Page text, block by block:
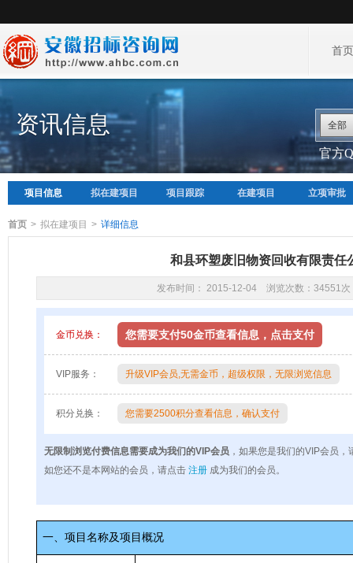
首
资讯信息 全部
官方
项目信息 拟在建项目 项目跟踪 在建项目 立项审批
首页 > 拟在建项目 > 详细信息
和县环塑废旧物资回收有限责任
发布时间： 2015-12-04 浏览次数：34551次
金币兑换：
VIP服务：
积分兑换：
您需要支付50金币查看信息，点击支付
升级VIP会员,无需金币，超级权限，无限浏览信息
您需要2500积分查看信息，确认支付
无限制浏览付费信息需要成为我们的VIP会员 ，如果您是我们的VIP会员，
如您还不是本网站的会员，请点击 注册 成为我们的会员。
一、项目名称及项目概况